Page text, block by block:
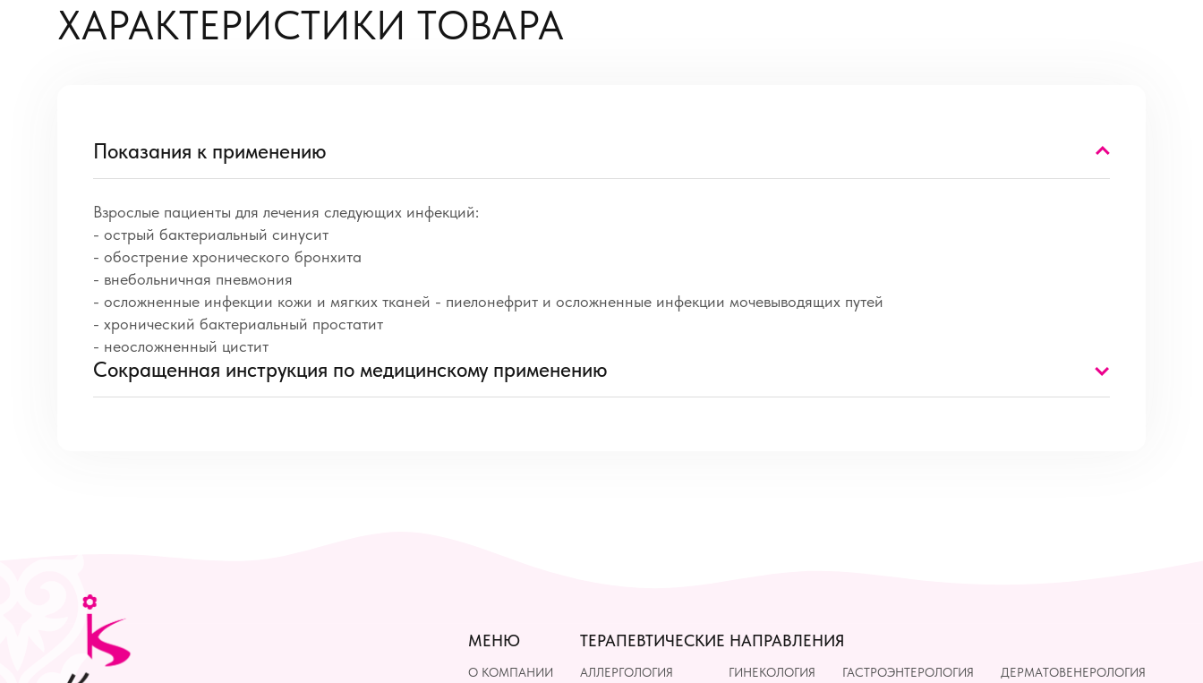
ХАРАКТЕРИСТИКИ ТОВАРА
Показания к применению
Взрослые пациенты для лечения следующих инфекций:
- острый бактериальный синусит
- обострение хронического бронхита
- внебольничная пневмония
- осложненные инфекции кожи и мягких тканей - пиелонефрит и осложненные инфекции мочевыводящих путей
- хронический бактериальный простатит
- неосложненный цистит
Сокращенная инструкция по медицинскому применению
МЕНЮ
О КОМПАНИИ
ТЕРАПЕВТИЧЕСКИЕ НАПРАВЛЕНИЯ
АЛЛЕРГОЛОГИЯ ГИНЕКОЛОГИЯ ГАСТРОЭНТЕРОЛОГИЯ ДЕРМАТОВЕНЕРОЛОГИЯ